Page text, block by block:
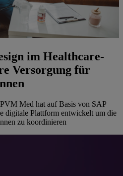
im Healthcare-
Versorgung für
Med hat auf Basis von SAP
digitale Plattform entwickelt um die
zu koordinieren